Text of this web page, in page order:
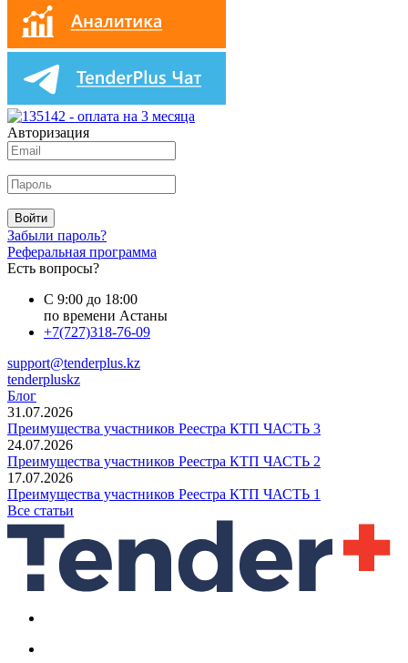
Авторизация
Войти
Забыли пароль?
Реферальная программа
Есть вопросы?
С 9:00 до 18:00
по времени Астаны
+7(727)318-76-09
support@tenderplus.kz
tenderpluskz
Блог
31.07.2026
Преимущества участников Реестра КТП ЧАСТЬ 3
24.07.2026
Преимущества участников Реестра КТП ЧАСТЬ 2
17.07.2026
Преимущества участников Реестра КТП ЧАСТЬ 1
Все статьи